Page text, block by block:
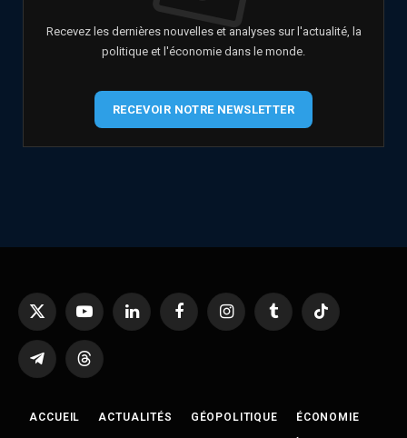
Recevez les dernières nouvelles et analyses sur l'actualité, la
politique et l'économie dans le monde.
RECEVOIR NOTRE NEWSLETTER
X
YouTubeLinkedIn FacebookInstagramTumblr TikTok
TelegramThreads
ACCUEIL ACTUALITÉS GÉOPOLITIQUE ÉCONOMIE